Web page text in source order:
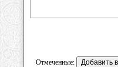
Отмеченные: